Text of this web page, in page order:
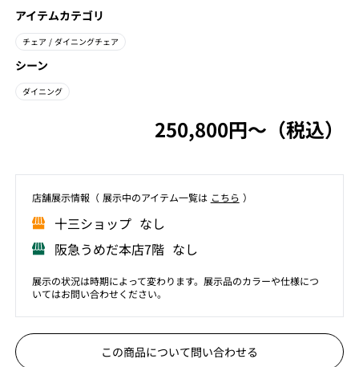
アイテムカテゴリ
チェア / ダイニングチェア
シーン
ダイニング
250,800円〜（税込）
店舗展⽰情報（ 展⽰中のアイテム⼀覧は こちら ）
⼗三ショップ なし
阪急うめだ本店7階 なし
展示の状況は時期によって変わります。展示品のカラーや仕様につ
いてはお問い合わせください。
この商品について問い合わせる